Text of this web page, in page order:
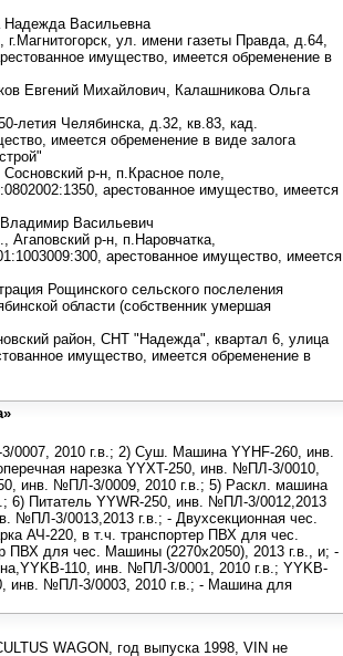
Надежда Васильевна
ул. имени газеты Правда, д.64,
имущество, имеется обременение в
Евгений Михайлович, Калашникова Ольга
летия Челябинска, д.32, кв.83, кад.
имеется обременение в виде залога
р-н, п.Красное поле,
арестованное имущество, имеется
Васильевич
р-н, п.Наровчатка,
арестованное имущество, имеется
Рощинского сельского послеления
области (собственник умершая
район, СНТ "Надежда", квартал 6, улица
имущество, имеется обременение в
0007, 2010 г.в.; 2) Суш. Машина YYHF-260, инв.
нарезка YYXT-250, инв. №ПЛ-3/0010,
инв. №ПЛ-3/0009, 2010 г.в.; 5) Раскл. машина
6) Питатель YYWR-250, инв. №ПЛ-3/0012,2013
№ПЛ-3/0013,2013 г.в.; - Двухсекционная чес.
АЧ-220, в т.ч. транспортер ПВХ для чес.
ПВХ для чес. Машины (2270х2050), 2013 г.в., и; -
110, инв. №ПЛ-3/0001, 2010 г.в.; YYKB-
инв. №ПЛ-3/0003, 2010 г.в.; - Машина для
WAGON, год выпуска 1998, VIN не